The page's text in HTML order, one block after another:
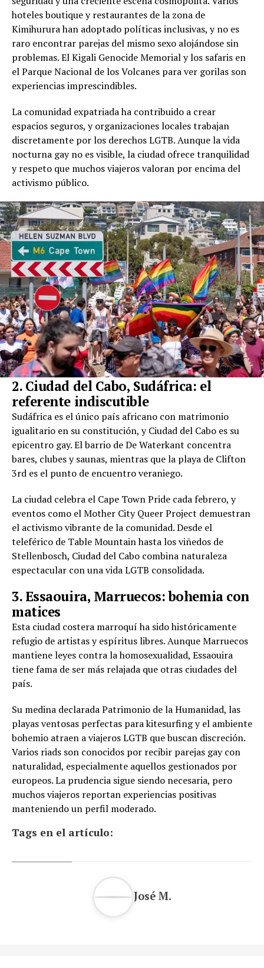
hoteles boutique y restaurantes de la zona de
Kimihurura han adoptado políticas inclusivas, y no es
raro encontrar parejas del mismo sexo alojándose sin
problemas. El Kigali Genocide Memorial y los safaris en
el Parque Nacional de los Volcanes para ver gorilas son
experiencias imprescindibles.
La comunidad expatriada ha contribuido a crear
espacios seguros, y organizaciones locales trabajan
discretamente por los derechos LGTB. Aunque la vida
nocturna gay no es visible, la ciudad ofrece tranquilidad
y respeto que muchos viajeros valoran por encima del
activismo público.
2. Ciudad del Cabo, Sudáfrica: el
referente indiscutible
Sudáfrica es el único país africano con matrimonio
igualitario en su constitución, y Ciudad del Cabo es su
epicentro gay. El barrio de De Waterkant concentra
bares, clubes y saunas, mientras que la playa de Clifton
3rd es el punto de encuentro veraniego.
La ciudad celebra el Cape Town Pride cada febrero, y
eventos como el Mother City Queer Project demuestran
el activismo vibrante de la comunidad. Desde el
teleférico de Table Mountain hasta los viñedos de
Stellenbosch, Ciudad del Cabo combina naturaleza
espectacular con una vida LGTB consolidada.
3. Essaouira, Marruecos: bohemia con
matices
Esta ciudad costera marroquí ha sido históricamente
refugio de artistas y espíritus libres. Aunque Marruecos
mantiene leyes contra la homosexualidad, Essaouira
tiene fama de ser más relajada que otras ciudades del
país.
Su medina declarada Patrimonio de la Humanidad, las
playas ventosas perfectas para kitesurfing y el ambiente
bohemio atraen a viajeros LGTB que buscan discreción.
Varios riads son conocidos por recibir parejas gay con
naturalidad, especialmente aquellos gestionados por
europeos. La prudencia sigue siendo necesaria, pero
muchos viajeros reportan experiencias positivas
manteniendo un perfil moderado.
Tags en el artículo:
José M.